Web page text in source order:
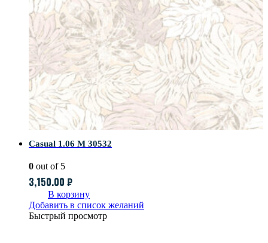
Casual 1.06 M 30532
0 out of 5
3,150.00 ₽
В корзину
Добавить в список желаний
Быстрый просмотр